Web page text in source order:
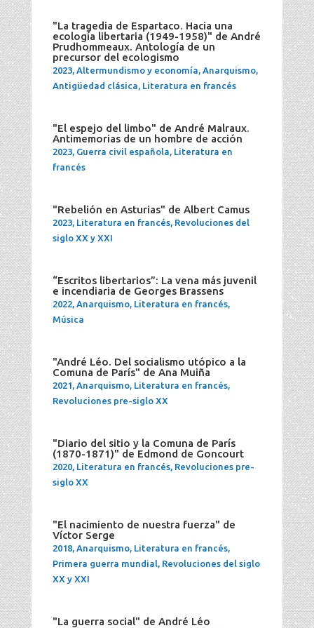
"La tragedia de Espartaco. Hacia una
ecología libertaria (1949-1958)" de André
Prudhommeaux. Antología de un
precursor del ecologismo
2023, Altermundismo y economía, Anarquismo,
Antigüedad clásica, Literatura en francés
"El espejo del limbo" de André Malraux.
Antimemorias de un hombre de acción
2023, Guerra civil española, Literatura en
francés
"Rebelión en Asturias" de Albert Camus
2023, Literatura en francés, Revoluciones del
siglo XX y XXI
“Escritos libertarios”: La vena más juvenil
e incendiaria de Georges Brassens
2022, Anarquismo, Literatura en francés,
Música
"André Léo. Del socialismo utópico a la
Comuna de París" de Ana Muiña
2021, Anarquismo, Literatura en francés,
Revoluciones pre-siglo XX
"Diario del sitio y la Comuna de París
(1870-1871)" de Edmond de Goncourt
2020, Literatura en francés, Revoluciones pre-
siglo XX
"El nacimiento de nuestra fuerza" de
Víctor Serge
2018, Anarquismo, Literatura en francés,
Primera guerra mundial, Revoluciones del siglo
XX y XXI
"La guerra social" de André Léo